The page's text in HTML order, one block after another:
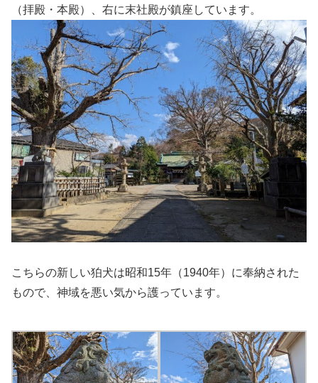
（拝殿・本殿）、右に末社殿が鎮座しています。
こちらの新しい狛犬は昭和15年（1940年）に奉納された
もので、神域を悪い気から護っています。